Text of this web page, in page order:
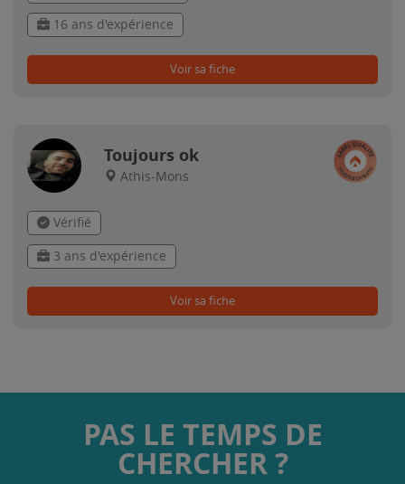
16 ans d'expérience
Voir sa fiche
Toujours ok
Athis-Mons
Vérifié
3 ans d'expérience
Voir sa fiche
PAS LE TEMPS DE
CHERCHER ?